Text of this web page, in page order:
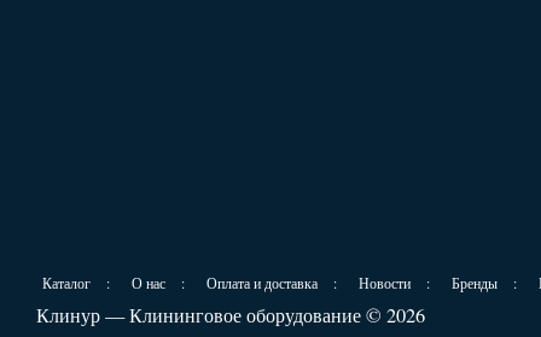
Каталог : О нас : Оплата и доставка : Новости : Бренды :
Клинур — Клининговое оборудование © 2026